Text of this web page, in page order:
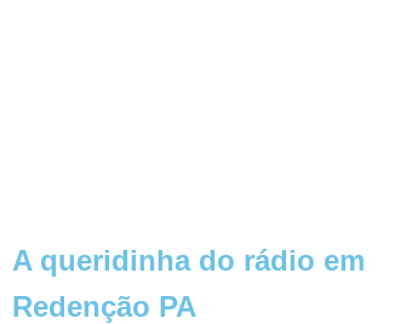
A queridinha do rádio em
Redenção PA